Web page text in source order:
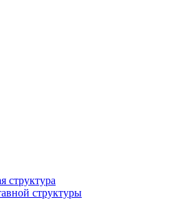
структура
структуры